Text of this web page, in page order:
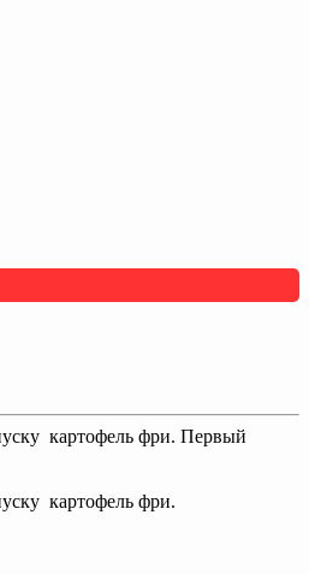
картофель фри. Первый
картофель фри.